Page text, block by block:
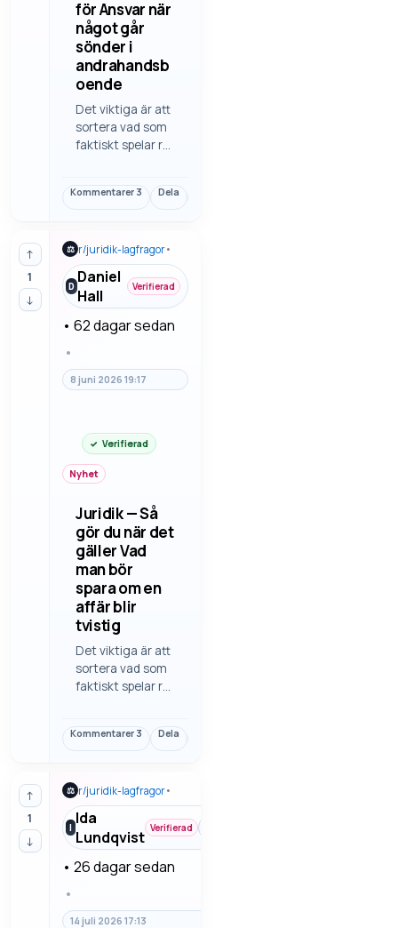
för Ansvar när
något går
sönder i
andrahandsb
oende
Det viktiga är att
sortera vad som
faktiskt spelar roll
i
detaljerna som
avgör, inte bara
rubriken eller den
första känslan. Vi
håller fokus på
Kommentarer 3 Dela
↑
1
↓
⚖ r/juridik-lagfragor•
DDaniel
Hall
Verifierad
• 62 dagar sedan
•
8 juni 2026 19:17
Verifierad
Nyhet
Juridik — Så
gör du när det
gäller Vad
man bör
spara om en
affär blir
tvistig
Det viktiga är att
sortera vad som
faktiskt spelar roll
blir tvistig. Det är
bara rubriken eller
den första
känslan. Vi håller
fokus på tydliga
avtal, ansv…
Kommentarer 3 Dela
↑
1
↓
⚖ r/juridik-lagfragor•
I Ida
Lundqvist Verifierad
• 26 dagar sedan
•
14 juli 2026 17:13